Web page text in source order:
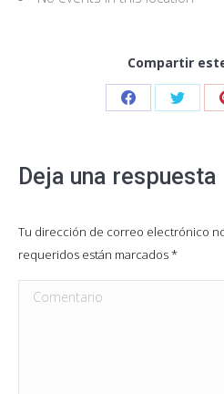
Compartir
Share Share
Twitter
Deja una respuesta
Tu dirección de correo electrónico
requeridos están marcados*
Comentario